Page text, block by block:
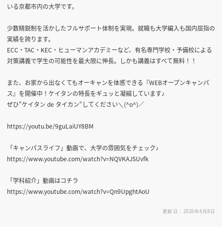
いる京都市内の大学です。
少数精鋭制を活かしたフルサポート体制を実現。就職も大学編入も国内屈指の
実績を誇ります。
ECC・TAC・KEC・ヒューマンアカデミーなど、有名専門学校・予備校による
対策講義で学生の可能性を最大限に伸長。しかも講義はすべて無料！！
また、お家から出なくてもオーキャンを体感できる『WEBオープンキャンパ
ス』を開催中！ケイタンの特長をギュッと凝縮しています♪
ぜひ"ケイタン de タイカン"してください＼(^o^)／
https://youtu.be/9guLaiUY8BM
「キャンパスライフ」動画で、大学の雰囲気をチェック♪
https://www.youtube.com/watch?v=NQVKAJSUvfk
「学科紹介」動画はコチラ
https://www.youtube.com/watch?v=Qn9UpghtAoU
更新日：2026年4月8日